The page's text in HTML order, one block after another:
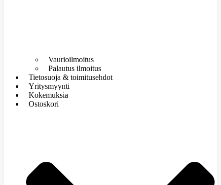
Vaurioilmoitus
Palautus ilmoitus
Tietosuoja & toimitusehdot
Yritysmyynti
Kokemuksia
Ostoskori